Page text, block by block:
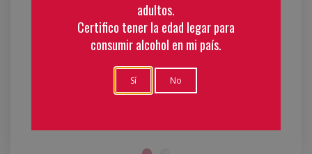
test
adultos.
Certifico tener la edad legar para
consumir alcohol en mi país.
Sí No